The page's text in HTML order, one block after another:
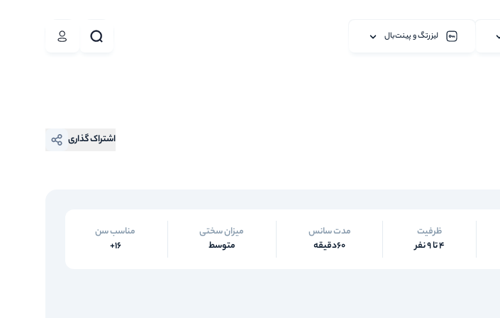
لیزرتگ و پینت‌بال
اشتراک گذاری
ظرفیت
4 تا 9 نفر
مدت سانس
60دقیقه
میزان سختی
متوسط
مناسب سن
16+